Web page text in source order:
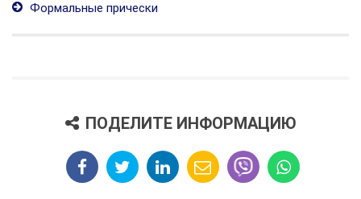
Формальные прически
ПОДЕЛИТЕ ИНФОРМАЦИЮ